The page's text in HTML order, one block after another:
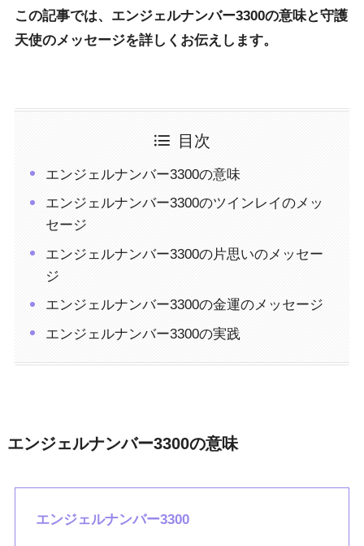
この記事では、エンジェルナンバー3300の意味と守護
天使のメッセージを詳しくお伝えします。
目次
エンジェルナンバー3300の意味
エンジェルナンバー3300のツインレイのメッ
セージ
エンジェルナンバー3300の片思いのメッセー
ジ
エンジェルナンバー3300の金運のメッセージ
エンジェルナンバー3300の実践
エンジェルナンバー3300の意味
エンジェルナンバー3300